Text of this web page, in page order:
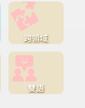
跨領域
雙語